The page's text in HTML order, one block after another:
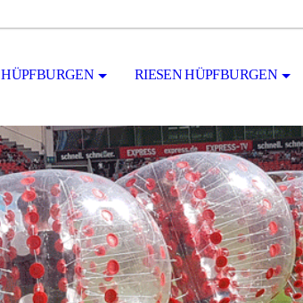
HÜPFBURGEN RIESEN HÜPFBURGEN